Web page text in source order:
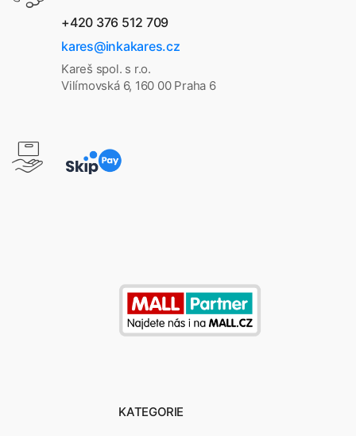
+420 376 512 709
kares@inkakares.cz
Kareš spol. s r.o.
Vilímovská 6, 160 00 Praha 6
KATEGORIE